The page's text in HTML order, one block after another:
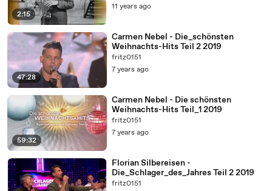
2:15
11 years ago
47:28
Carmen Nebel - Die_schönsten
Weihnachts-Hits Teil 2 2019
fritz0151
7 years ago
59:32
Carmen Nebel - Die schönsten
Weihnachts-Hits Teil_1 2019
fritz0151
7 years ago
Florian Silbereisen -
Die_Schlager_des_Jahres Teil 2 2019
fritz0151